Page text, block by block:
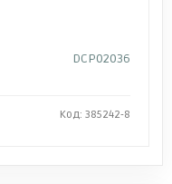
DCP02036
Код: 385242-8